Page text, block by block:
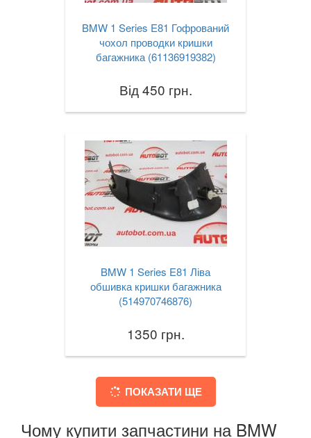
BMW 1 Series E81 Гофрований
чохол проводки кришки
багажника (61136919382)
Від 450 грн.
BMW 1 Series E81 Ліва
обшивка кришки багажника
(514970746876)
1350 грн.
ПОКАЗАТИ ЩЕ
Чому купити запчастини на BMW